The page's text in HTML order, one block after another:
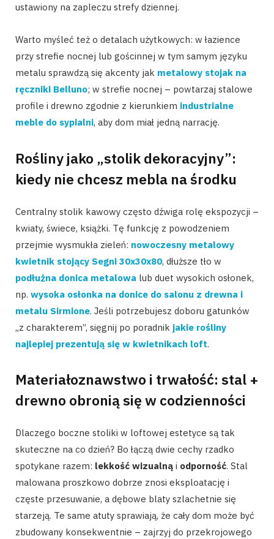
ustawiony na zapleczu strefy dziennej.
Warto myśleć też o detalach użytkowych: w łazience
przy strefie nocnej lub gościnnej w tym samym języku
metalu sprawdzą się akcenty jak metalowy stojak na
ręczniki Belluno; w strefie nocnej – powtarzaj stalowe
profile i drewno zgodnie z kierunkiem industrialne
meble do sypialni, aby dom miał jedną narrację.
Rośliny jako „stolik dekoracyjny”:
kiedy nie chcesz mebla na środku
Centralny stolik kawowy często dźwiga rolę ekspozycji –
kwiaty, świece, książki. Tę funkcję z powodzeniem
przejmie wysmukła zieleń: nowoczesny metalowy
kwietnik stojący Segni 30x30x80, dłuższe tło w
podłużna donica metalowa lub duet wysokich osłonek,
np. wysoka osłonka na donice do salonu z drewna i
metalu Sirmione. Jeśli potrzebujesz doboru gatunków
„z charakterem”, sięgnij po poradnik jakie rośliny
najlepiej prezentują się w kwietnikach loft.
Materiałoznawstwo i trwałość: stal +
drewno obronią się w codzienności
Dlaczego boczne stoliki w loftowej estetyce są tak
skuteczne na co dzień? Bo łączą dwie cechy rzadko
spotykane razem: lekkość wizualną i odporność. Stal
malowana proszkowo dobrze znosi eksploatację i
częste przesuwanie, a dębowe blaty szlachetnie się
starzeją. Te same atuty sprawiają, że cały dom może być
zbudowany konsekwentnie – zajrzyj do przekrojowego